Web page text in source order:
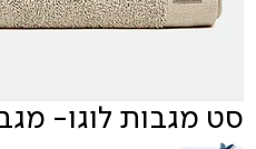
סט מגבות לוגו-